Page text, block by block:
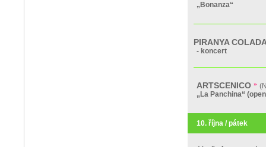
„Bonanza“
PIRANYA
- koncert
ARTSCENICO »
„La Panchina“
10. října / pátek